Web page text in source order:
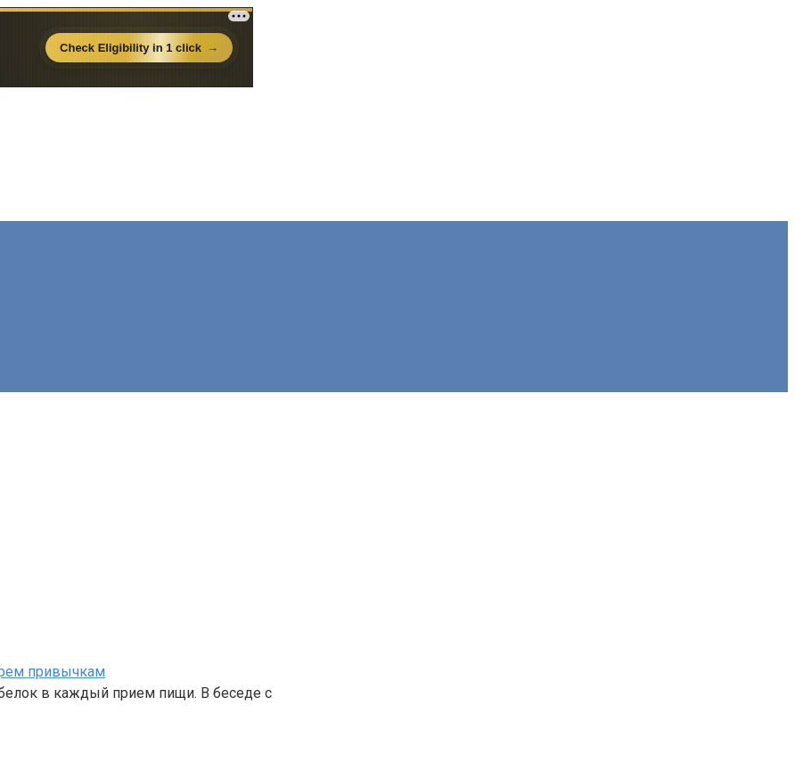
привычкам
в каждый прием пищи. В беседе с